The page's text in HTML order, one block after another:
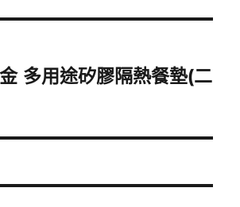
多用途矽膠隔熱餐墊(二